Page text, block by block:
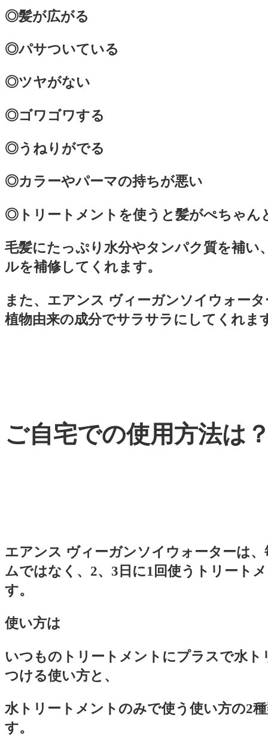
◎髪が広がる
◎パサついている
◎ツヤがない
◎ゴワゴワする
◎うねりがでる
◎カラーやパーマの持ちが悪い
◎トリートメントを使うと髪がぺちゃん
毛髪にたっぷり水分やタンパク質を補い
ルを補修してくれます。
また、エアンス ヴィーガンソイウォー
植物由来の成分でサラサラにしてくれま
ご自宅での使用方法は
エアンス ヴィーガンソイウォーターは
ムではなく、2、3日に1回使うトリート
す。
使い方は
いつものトリートメントにプラスで水ト
つける使い方と、
水トリートメントのみで使う使い方の2
す。